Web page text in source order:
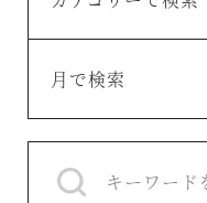
月で検索